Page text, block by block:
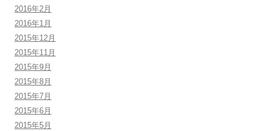
2016年2月
2016年1月
2015年12月
2015年11月
2015年9月
2015年8月
2015年7月
2015年6月
2015年5月